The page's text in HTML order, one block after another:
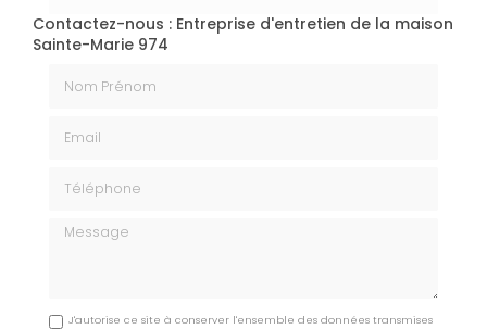
Contactez-nous : Entreprise d'entretien de la maison
Sainte-Marie 974
Message
J'autorise ce site à conserver l'ensemble des données transmises